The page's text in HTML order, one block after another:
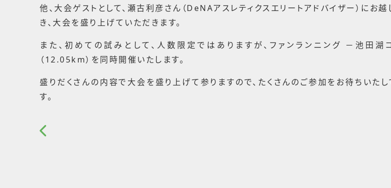
他、大会ゲストとして、瀬古利彦さん（DeNAアスレティクスエリートアドバイザー）にお越
き、大会を盛り上げていただきます。
また、初めての試みとして、人数限定ではありますが、ファンランニング －池田湖
（12.05km）を同時開催いたします。
盛りだくさんの内容で大会を盛り上げて参りますので、たくさんのご参加をお待ちいたし
す。